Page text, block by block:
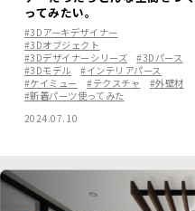
ってみたい。
#3Dアーキデザイナー
#3Dオブジェクト
#3Dデザイナーシリーズ
#3Dパース
#3Dモデル
#インテリアパース
#ケイミュー
#テクスチャ
#外壁材
#新着パーツ使ってみた
2024.07.10